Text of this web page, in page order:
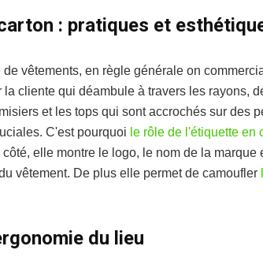
: pratiques et
vêtements, en règle générale on
cliente qui déambule à travers les rayons,
et les tops qui sont accrochés sur des
C'est pourquoi le rôle de l'étiquette en
elle montre le logo, le nom de la marque
vêtement. De plus elle permet de camoufler
du lieu